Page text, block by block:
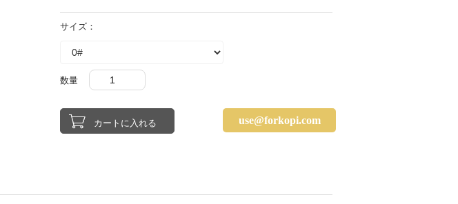
サイズ：
数量
use@forkopi.com